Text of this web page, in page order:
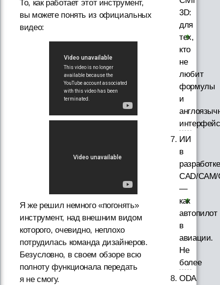
То, как работает этот инструмент,
вы можете понять из официальных
видео:
Я же решил немного «погонять»
инструмент, над внешним видом
которого, очевидно, неплохо
потрудилась команда дизайнеров.
Безусловно, в своем обзоре всю
полноту функционала передать
я не смогу.
3D:
для
тех,
кто
не
любит
формулы
и
ИИ
в
разработке
CAD/
—
как
автопилот
в
авиации.
Не
более
ODA